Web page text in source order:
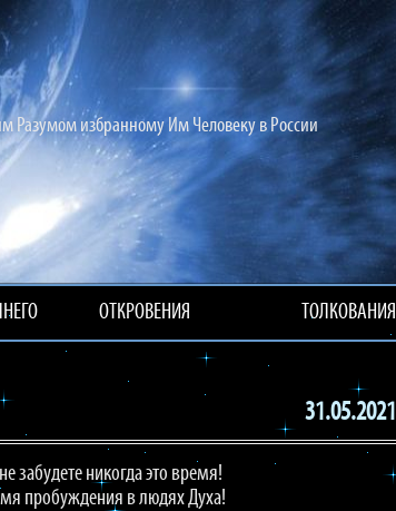
Разумом избранному Им Человеку в России
ОТКРОВЕНИЯ ТОЛКОВАНИЯ
31.05.2021
забудете никогда это время!
пробуждения в людях Духа!